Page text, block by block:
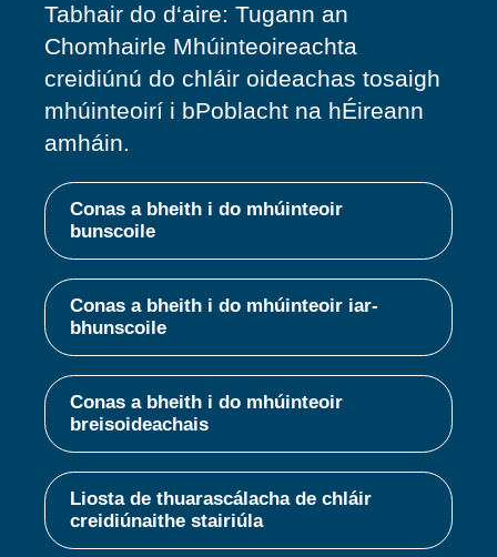
Tabhair do d‘aire: Tugann an
Chomhairle Mhúinteoireachta
creidiúnú do chláir oideachas tosaigh
mhúinteoirí i bPoblacht na hÉireann
amháin.
Conas a bheith i do mhúinteoir
bunscoile
Conas a bheith i do mhúinteoir iar-
bhunscoile
Conas a bheith i do mhúinteoir
breisoideachais
Liosta de thuarascálacha de chláir
creidiúnaithe stairiúla